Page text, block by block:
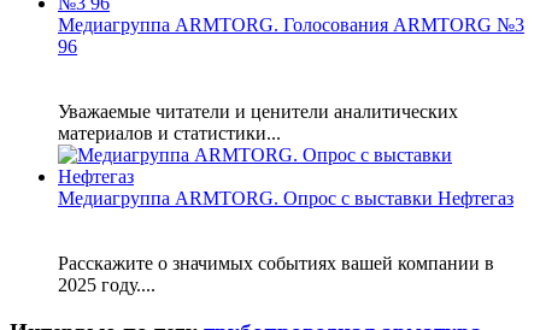
Медиагруппа ARMTORG. Голосования ARMTORG №3
96
Уважаемые читатели и ценители аналитических
материалов и статистики...
Медиагруппа ARMTORG. Опрос с выставки Нефтегаз
Расскажите о значимых событиях вашей компании в
2025 году....